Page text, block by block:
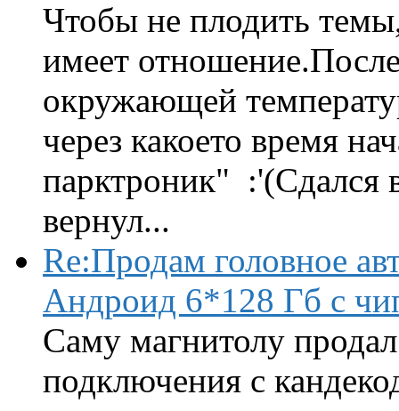
Чтобы не плодить
имеет
окружающей
через какоето время
парктроник" :'(Сдался
вернул...
Re:Продам головное
Андроид 6*128 Гб с
Саму магнитолу
подключения с